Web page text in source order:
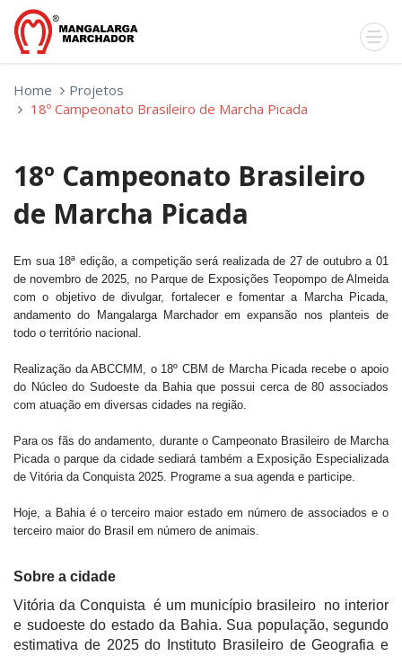
Home
Projetos
18º Campeonato Brasileiro de Marcha Picada
18º Campeonato Brasileiro
de Marcha Picada
Em sua 18ª edição, a competição será realizada de 27 de outubro a 01
de novembro de 2025, no Parque de Exposições Teopompo de Almeida
com o objetivo de divulgar, fortalecer e fomentar a Marcha Picada,
andamento do Mangalarga Marchador em expansão nos planteis de
todo o território nacional.
Realização da ABCCMM, o 18º CBM de Marcha Picada recebe o apoio
do Núcleo do Sudoeste da Bahia que possui cerca de 80 associados
com atuação em diversas cidades na região.
Para os fãs do andamento, durante o Campeonato Brasileiro de Marcha
Picada o parque da cidade sediará também a Exposição Especializada
de Vitória da Conquista 2025. Programe a sua agenda e participe.
Hoje, a Bahia é o terceiro maior estado em número de associados e o
terceiro maior do Brasil em número de animais.
Sobre a cidade
Vitória da Conquista é um município brasileiro no interior
e sudoeste do estado da Bahia. Sua população, segundo
estimativa de 2025 do Instituto Brasileiro de Geografia e